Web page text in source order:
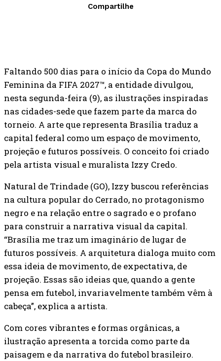
Compartilhe
Faltando 500 dias para o início da Copa do Mundo
Feminina da FIFA 2027™, a entidade divulgou,
nesta segunda-feira (9), as ilustrações inspiradas
nas cidades-sede que fazem parte da marca do
torneio. A arte que representa Brasília traduz a
capital federal como um espaço de movimento,
projeção e futuros possíveis. O conceito foi criado
pela artista visual e muralista Izzy Credo.
Natural de Trindade (GO), Izzy buscou referências
na cultura popular do Cerrado, no protagonismo
negro e na relação entre o sagrado e o profano
para construir a narrativa visual da capital.
“Brasília me traz um imaginário de lugar de
futuros possíveis. A arquitetura dialoga muito com
essa ideia de movimento, de expectativa, de
projeção. Essas são ideias que, quando a gente
pensa em futebol, invariavelmente também vêm à
cabeça”, explica a artista.
Com cores vibrantes e formas orgânicas, a
ilustração apresenta a torcida como parte da
paisagem e da narrativa do futebol brasileiro.